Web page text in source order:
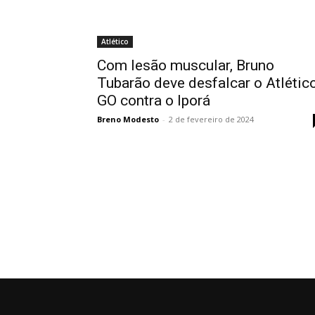
Atlético
Com lesão muscular, Bruno
Tubarão deve desfalcar o
GO contra o Iporá
Breno Modesto - 2 de fevereiro de 2024